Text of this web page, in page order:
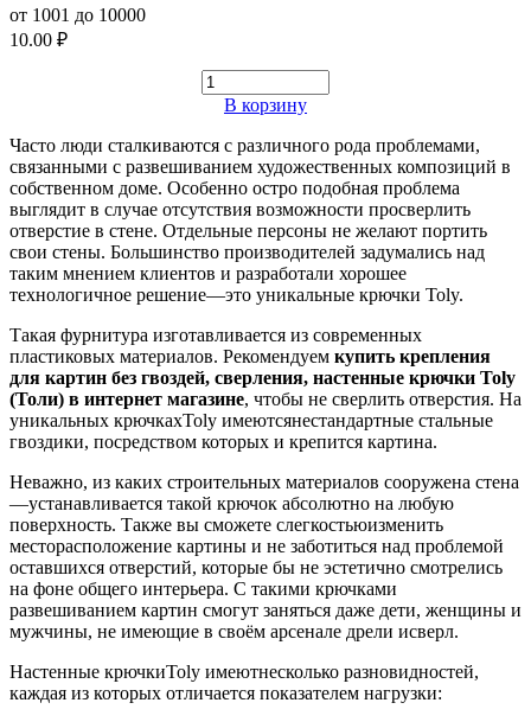
от 1001 до 10000
10.00 ₽
В корзину
Часто люди сталкиваются с различного рода проблемами,
связанными с развешиванием художественных композиций в
собственном доме. Особенно остро подобная проблема
выглядит в случае отсутствия возможности просверлить
отверстие в стене. Отдельные персоны не желают портить
свои стены. Большинство производителей задумались над
таким мнением клиентов и разработали хорошее
технологичное решение—это уникальные крючки Toly.
Такая фурнитура изготавливается из современных
пластиковых материалов. Рекомендуем купить крепления
для картин без гвоздей, сверления, настенные крючки Toly
(Толи) в интернет магазине, чтобы не сверлить отверстия. На
уникальных крючкахToly имеютсянестандартные стальные
гвоздики, посредством которых и крепится картина.
Неважно, из каких строительных материалов сооружена стена
—устанавливается такой крючок абсолютно на любую
поверхность. Также вы сможете слегкостьюизменить
месторасположение картины и не заботиться над проблемой
оставшихся отверстий, которые бы не эстетично смотрелись
на фоне общего интерьера. С такими крючками
развешиванием картин смогут заняться даже дети, женщины и
мужчины, не имеющие в своём арсенале дрели исверл.
Настенные крючкиToly имеютнесколько разновидностей,
каждая из которых отличается показателем нагрузки: